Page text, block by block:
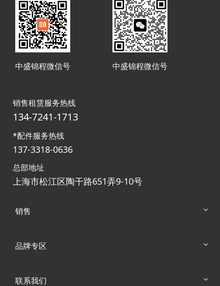
中盛锦程微信号 中盛锦程微信号
销售租赁服务热线
134-7241-1713
*配件服务热线
137-3318-0636
总部地址
上海市松江区陶干路651弄9-10号
销售
品牌专区
联系我们